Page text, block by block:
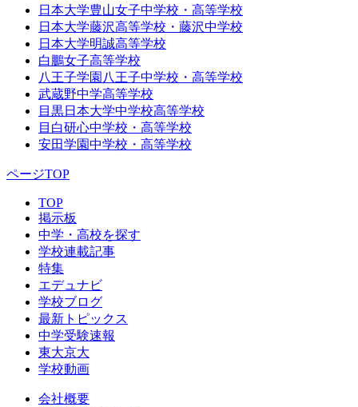
日本大学豊山女子中学校・高等学校
日本大学藤沢高等学校・藤沢中学校
日本大学明誠高等学校
白鵬女子高等学校
八王子学園八王子中学校・高等学校
武蔵野中学高等学校
目黒日本大学中学校高等学校
目白研心中学校・高等学校
安田学園中学校・高等学校
ページTOP
TOP
掲示板
中学・高校を探す
学校連載記事
特集
エデュナビ
学校ブログ
最新トピックス
中学受験速報
東大京大
学校動画
会社概要